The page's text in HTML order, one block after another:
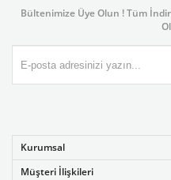
Bültenimize Üye Olun ! Tüm
Kurumsal
Müşteri İlişkileri